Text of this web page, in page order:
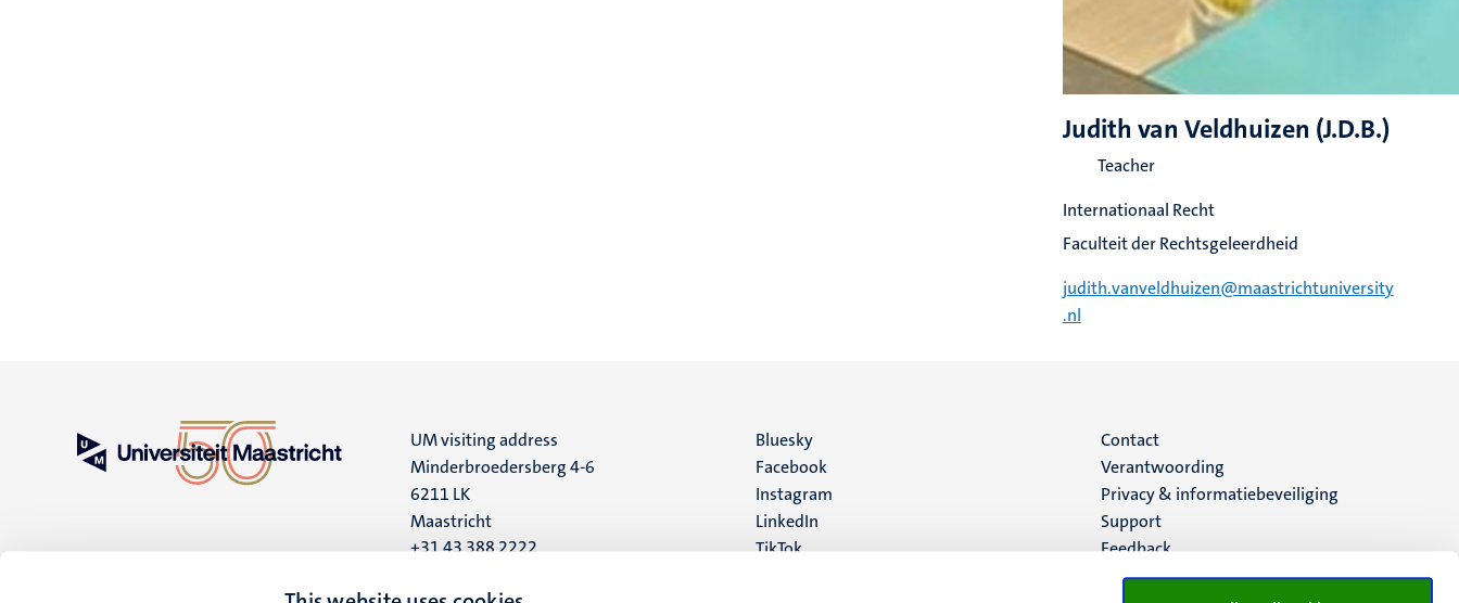
Judith van Veldhuizen (J.D.B.)
Teacher
Internationaal Recht
Faculteit der Rechtsgeleerdheid
judith.vanveldhuizen@maastrichtuniversity
.nl
UM visiting address
Minderbroedersberg 4-6
6211 LK
Maastricht
+31 43 388 2222
UM postal address
Social
media
Bluesky
Facebook
Instagram
LinkedIn
TikTok
Menu
footer
(NL)
Contact
Verantwoording
Privacy & informatiebeveiliging
Support
Feedback